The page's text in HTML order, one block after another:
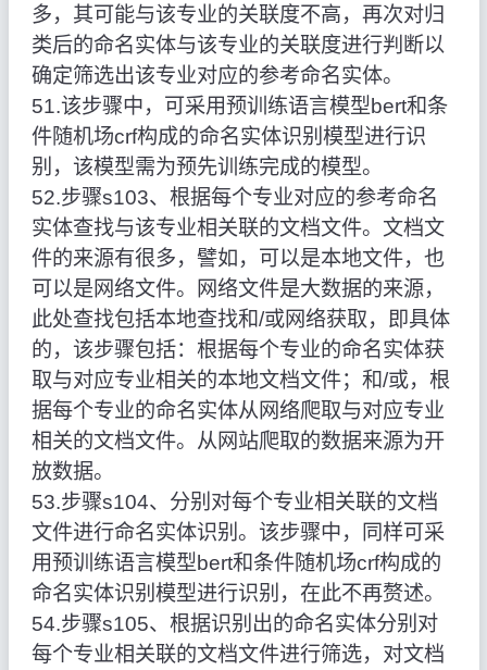
多，其可能与该专业的关联度不高，再次对归
类后的命名实体与该专业的关联度进行判断以
确定筛选出该专业对应的参考命名实体。
51.该步骤中，可采用预训练语言模型bert和条
件随机场crf构成的命名实体识别模型进行识
别，该模型需为预先训练完成的模型。
52.步骤s103、根据每个专业对应的参考命名
实体查找与该专业相关联的文档文件。文档文
件的来源有很多，譬如，可以是本地文件，也
可以是网络文件。网络文件是大数据的来源，
此处查找包括本地查找和/或网络获取，即具体
的，该步骤包括：根据每个专业的命名实体获
取与对应专业相关的本地文档文件；和/或，根
据每个专业的命名实体从网络爬取与对应专业
相关的文档文件。从网站爬取的数据来源为开
放数据。
53.步骤s104、分别对每个专业相关联的文档
文件进行命名实体识别。该步骤中，同样可采
用预训练语言模型bert和条件随机场crf构成的
命名实体识别模型进行识别，在此不再赘述。
54.步骤s105、根据识别出的命名实体分别对
每个专业相关联的文档文件进行筛选，对文档